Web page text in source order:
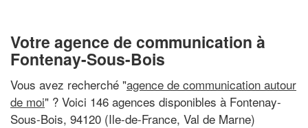
Votre agence de communication à
Fontenay-Sous-Bois
Vous avez recherché "agence de communication autour
de moi" ? Voici 146 agences disponibles à Fontenay-
Sous-Bois, 94120 (Ile-de-France, Val de Marne)